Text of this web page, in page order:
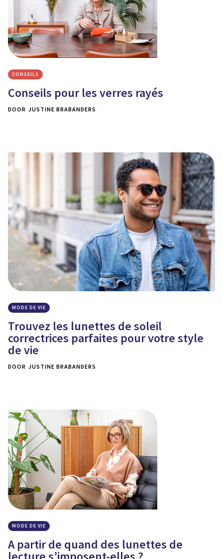
CONSEILS
Conseils pour les verres rayés
DOOR JUSTINE BRABANDERS
MODE DE VIE
Trouvez les lunettes de soleil
correctrices parfaites pour votre style
de vie
DOOR JUSTINE BRABANDERS
MODE DE VIE
A partir de quand des lunettes de